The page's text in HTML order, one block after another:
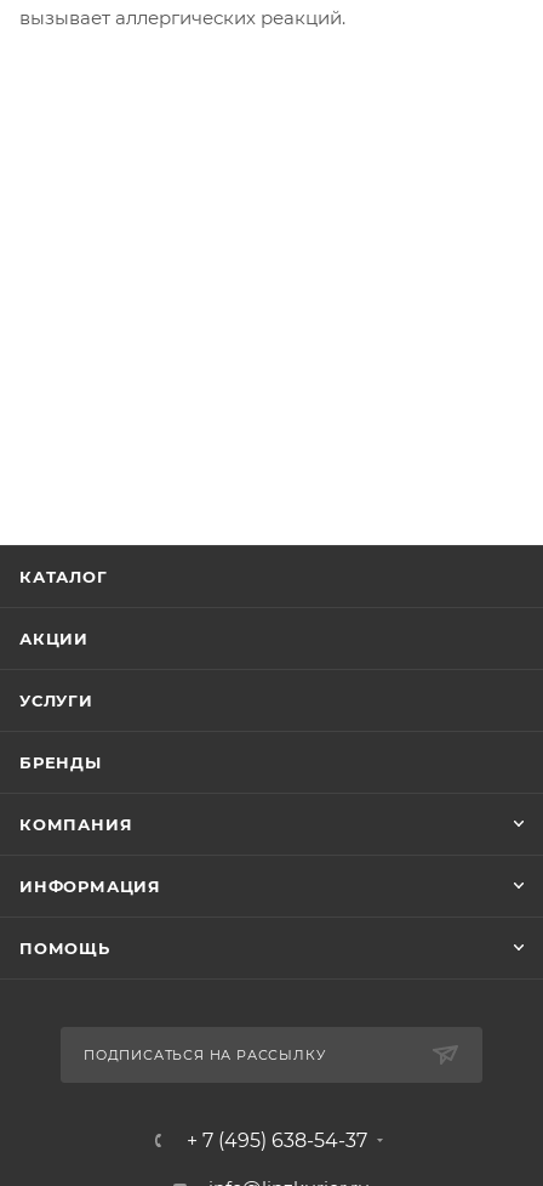
вызывает аллергических реакций.
КАТАЛОГ
АКЦИИ
УСЛУГИ
БРЕНДЫ
КОМПАНИЯ
ИНФОРМАЦИЯ
ПОМОЩЬ
ПОДПИСАТЬСЯ НА РАССЫЛКУ
+ 7 (495) 638-54-37